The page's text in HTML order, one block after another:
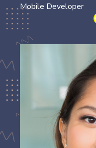
Mobile Developer